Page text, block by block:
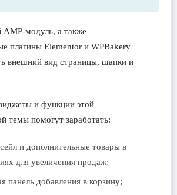
модуль, а также
плагины Elementor и WPBakery
внешний вид страницы, шапки и
и функции этой
темы помогут заработать:
и дополнительные товары в
для увеличения продаж;
панель добавления в корзину;